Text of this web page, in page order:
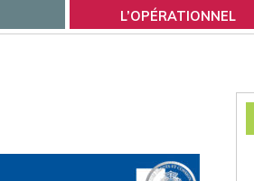
L’OPÉRATIONNEL